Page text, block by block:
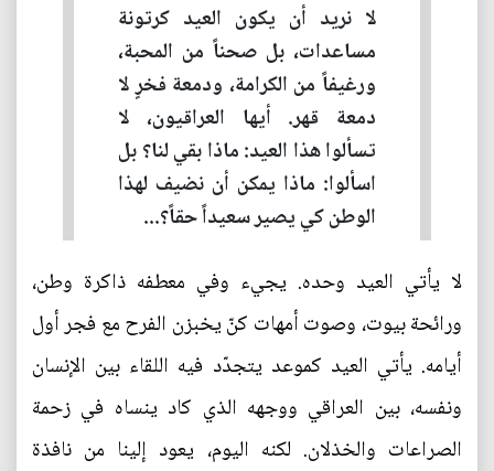
لا نريد أن يكون العيد كرتونة
مساعدات، بل صحناً من المحبة،
ورغيفاً من الكرامة، ودمعة فخرٍ لا
دمعة قهر. أيها العراقيون، لا
تسألوا هذا العيد: ماذا بقي لنا؟ بل
اسألوا: ماذا يمكن أن نضيف لهذا
الوطن كي يصير سعيداً حقاً؟...
لا يأتي العيد وحده. يجيء وفي معطفه ذاكرة وطن،
ورائحة بيوت، وصوت أمهات كنّ يخبزن الفرح مع فجر أول
أيامه. يأتي العيد كموعد يتجدّد فيه اللقاء بين الإنسان
ونفسه، بين العراقي ووجهه الذي كاد ينساه في زحمة
الصراعات والخذلان. لكنه اليوم، يعود إلينا من نافذة